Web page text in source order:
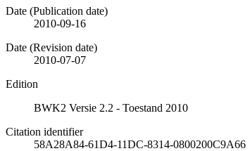
Date (Publication date)
2010-09-16
Date (Revision date)
2010-07-07
Edition
BWK2 Versie 2.2 - Toestand 2010
Citation identifier
58A28A84-61D4-11DC-8314-0800200C9A66